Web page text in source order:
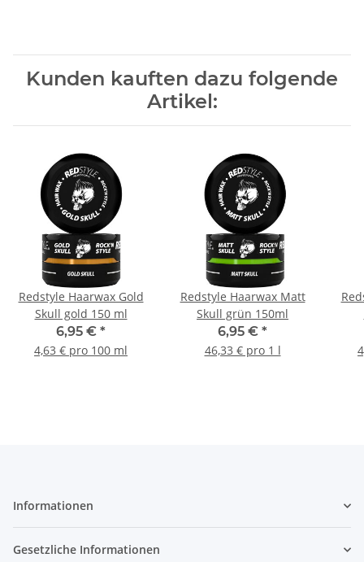
Kunden kauften dazu folgende
Artikel:
Redstyle Haarwax Gold
Skull gold 150 ml
6,95 € *
4,63 € pro 100 ml
Redstyle Haarwax Matt
Skull grün 150ml
6,95 € *
46,33 € pro 1 l
Informationen
Gesetzliche Informationen